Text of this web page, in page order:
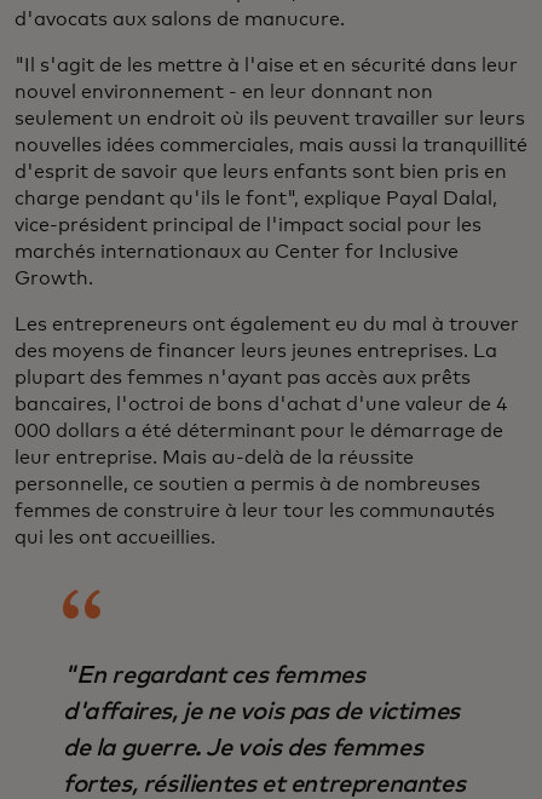
d'avocats aux salons de manucure.
"Il s'agit de les mettre à l'aise et en sécurité dans leur
nouvel environnement - en leur donnant non
seulement un endroit où ils peuvent travailler sur leurs
nouvelles idées commerciales, mais aussi la tranquillité
d'esprit de savoir que leurs enfants sont bien pris en
charge pendant qu'ils le font", explique Payal Dalal,
vice-président principal de l'impact social pour les
marchés internationaux au Center for Inclusive
Growth.
Les entrepreneurs ont également eu du mal à trouver
des moyens de financer leurs jeunes entreprises. La
plupart des femmes n'ayant pas accès aux prêts
bancaires, l'octroi de bons d'achat d'une valeur de 4
000 dollars a été déterminant pour le démarrage de
leur entreprise. Mais au-delà de la réussite
personnelle, ce soutien a permis à de nombreuses
femmes de construire à leur tour les communautés
qui les ont accueillies.
"En regardant ces femmes
d'affaires, je ne vois pas de victimes
de la guerre. Je vois des femmes
fortes, résilientes et entreprenantes